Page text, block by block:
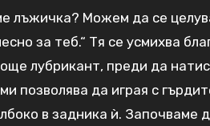
лъжичка? Можем да се
за теб.“ Тя се усмихва
лубрикант, преди да
позволява да играя с
в задника ѝ. Започваме